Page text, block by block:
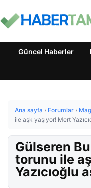
Güncel Haberler
Ana sayfa › Forumlar ›
ile aşk yaşıyor! Mert
Gülseren
torunu ile
Yazıcıoğlu